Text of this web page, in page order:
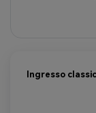
Ingresso